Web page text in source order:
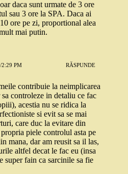
daca sunt urmate de 3 ore
sau 3 ore la SPA. Daca ai
ore pe zi, proportional alea
mai putin.
2:29 PM RĂSPUNDE
contribuie la neimplicarea
controleze in detaliu ce fac
acestia nu se ridica la
si evit sa se mai
care duc la evitare din
piele controlul asta pe
mana, dar am reusit sa il las,
altfel decat le fac eu (insa
super fain ca sarcinile sa fie